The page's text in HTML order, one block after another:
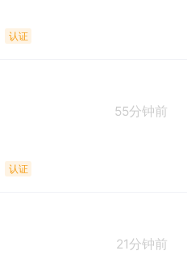
认证
55分钟前
认证
21分钟前